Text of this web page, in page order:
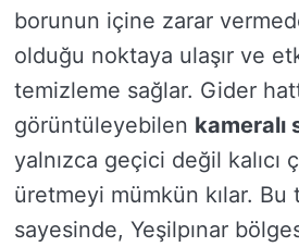
borunun içine zarar
olduğu noktaya ulaşır ve
temizleme sağlar. Gider
görüntüleyebilen kameralı
yalnızca geçici değil kalıcı
üretmeyi mümkün kılar.
sayesinde, Yeşilpınar